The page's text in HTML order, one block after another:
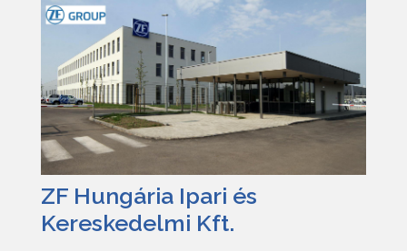
ZF Hungária Ipari és
Kereskedelmi Kft.